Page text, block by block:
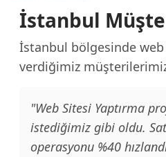
İstanbul
İstanbul bölgesinde web
verdiğimiz
"Web Sitesi Yaptırma
istediğimiz gibi oldu.
operasyonu %40